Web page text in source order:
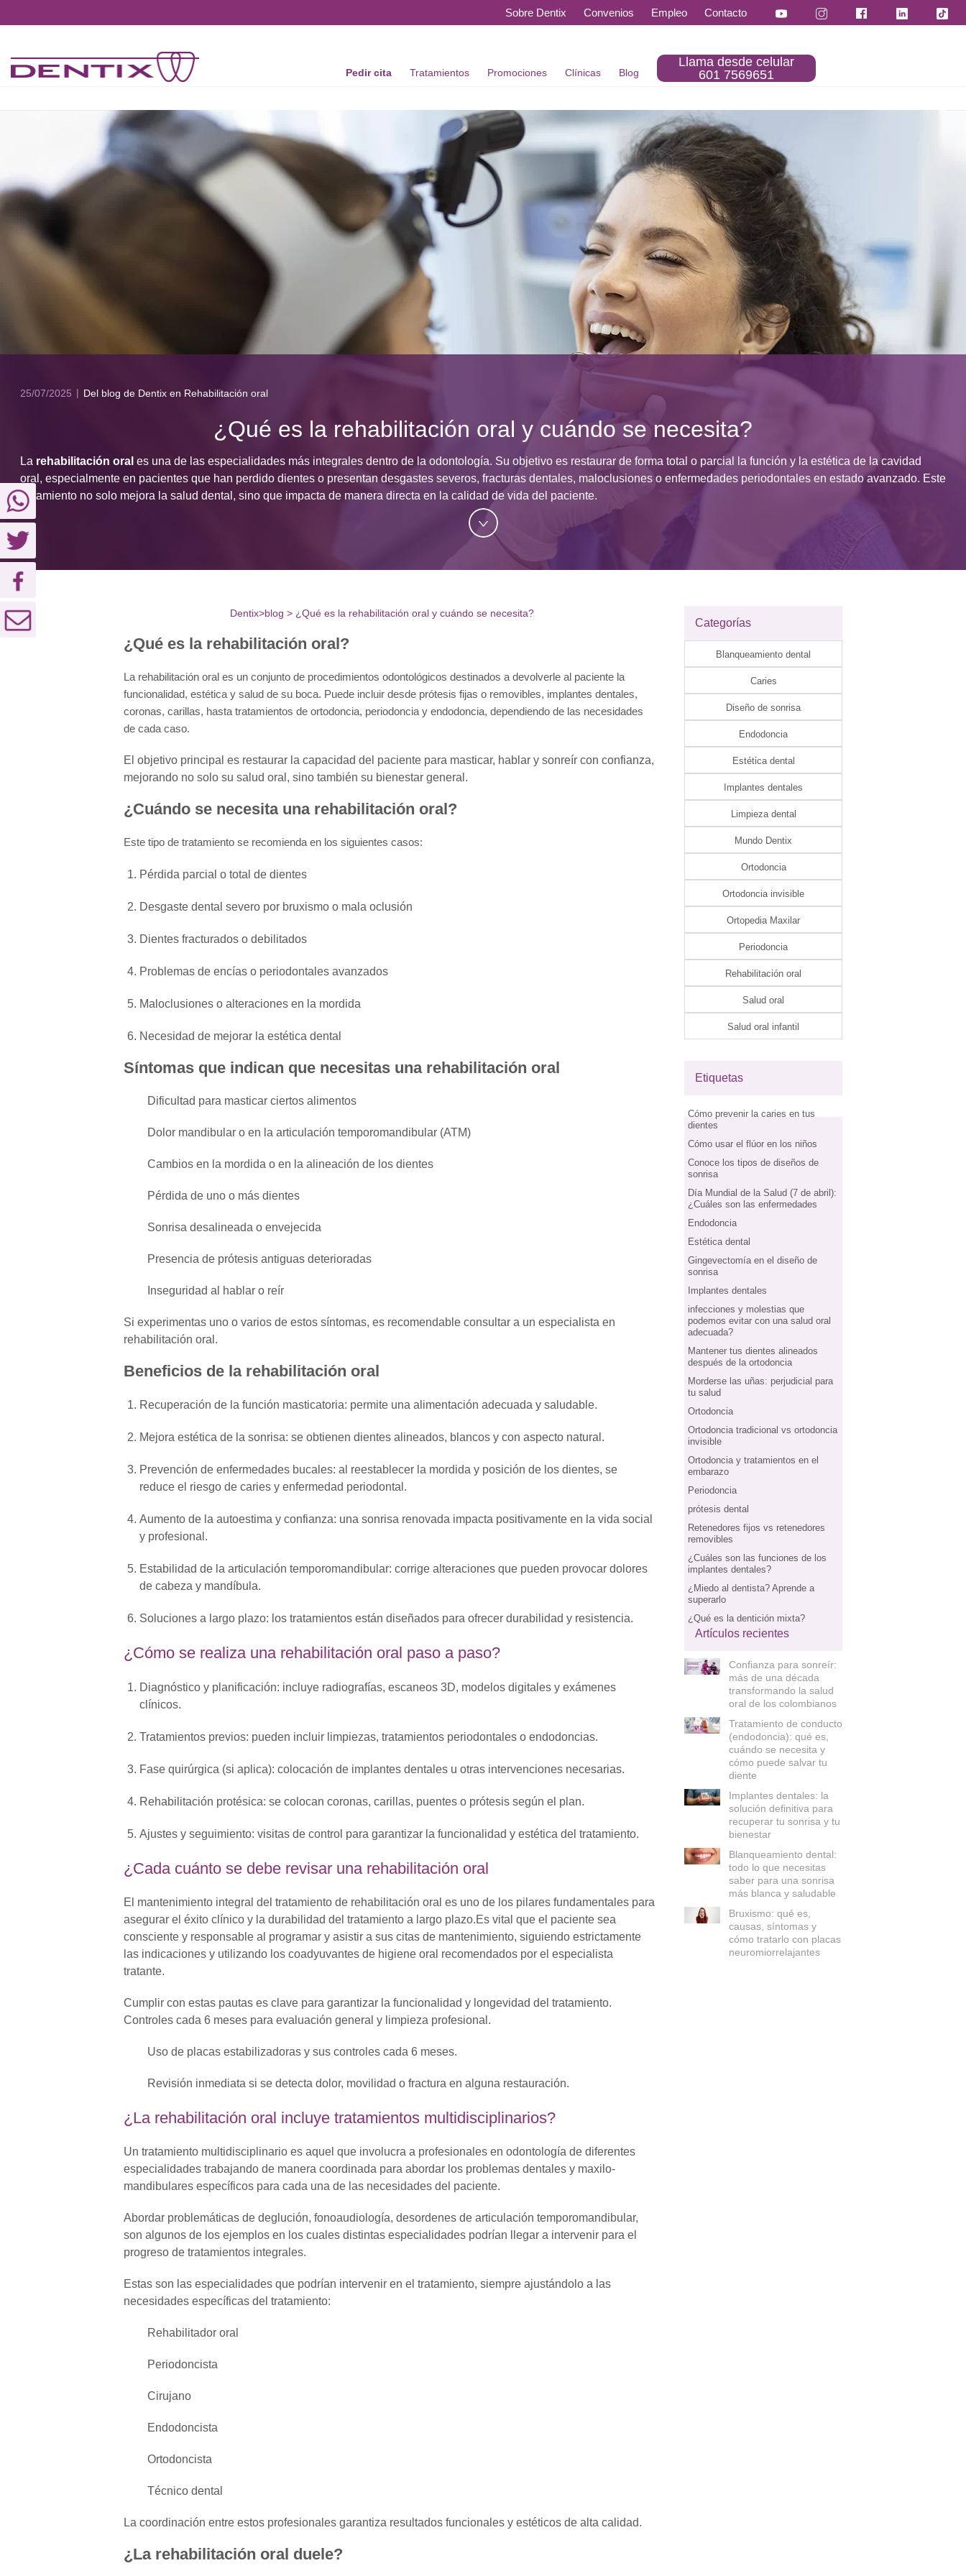
Sobre Dentix Convenios Empleo Contacto
Llama desde celular
601 7569651
Pedir cita Tratamientos Promociones Clínicas Blog
25/07/2025 Del blog de Dentix en Rehabilitación oral
¿Qué es la rehabilitación oral y cuándo se necesita?
La rehabilitación oral es una de las especialidades más integrales dentro de la odontología. Su objetivo es restaurar de forma total o parcial la función y la estética de la cavidad
oral, especialmente en pacientes que han perdido dientes o presentan desgastes severos, fracturas dentales, maloclusiones o enfermedades periodontales en estado avanzado. Este
tratamiento no solo mejora la salud dental, sino que impacta de manera directa en la calidad de vida del paciente.
Dentix>blog > ¿Qué es la rehabilitación oral y cuándo se necesita?
¿Qué es la rehabilitación oral?
La rehabilitación oral es un conjunto de procedimientos odontológicos destinados a devolverle al paciente la
funcionalidad, estética y salud de su boca. Puede incluir desde prótesis fijas o removibles, implantes dentales,
coronas, carillas, hasta tratamientos de ortodoncia, periodoncia y endodoncia, dependiendo de las necesidades
de cada caso.
El objetivo principal es restaurar la capacidad del paciente para masticar, hablar y sonreír con confianza,
mejorando no solo su salud oral, sino también su bienestar general.
¿Cuándo se necesita una rehabilitación oral?
Este tipo de tratamiento se recomienda en los siguientes casos:
Pérdida parcial o total de dientes
Desgaste dental severo por bruxismo o mala oclusión
Dientes fracturados o debilitados
Problemas de encías o periodontales avanzados
Maloclusiones o alteraciones en la mordida
Necesidad de mejorar la estética dental
Síntomas que indican que necesitas una rehabilitación oral
Dificultad para masticar ciertos alimentos
Dolor mandibular o en la articulación temporomandibular (ATM)
Cambios en la mordida o en la alineación de los dientes
Pérdida de uno o más dientes
Sonrisa desalineada o envejecida
Presencia de prótesis antiguas deterioradas
Inseguridad al hablar o reír
Si experimentas uno o varios de estos síntomas, es recomendable consultar a un especialista en
rehabilitación oral.
Beneficios de la rehabilitación oral
Recuperación de la función masticatoria: permite una alimentación adecuada y saludable.
Mejora estética de la sonrisa: se obtienen dientes alineados, blancos y con aspecto natural.
Prevención de enfermedades bucales: al reestablecer la mordida y posición de los dientes, se
reduce el riesgo de caries y enfermedad periodontal.
Aumento de la autoestima y confianza: una sonrisa renovada impacta positivamente en la vida social
y profesional.
Estabilidad de la articulación temporomandibular: corrige alteraciones que pueden provocar dolores
de cabeza y mandíbula.
Soluciones a largo plazo: los tratamientos están diseñados para ofrecer durabilidad y resistencia.
¿Cómo se realiza una rehabilitación oral paso a paso?
Diagnóstico y planificación: incluye radiografías, escaneos 3D, modelos digitales y exámenes
clínicos.
Tratamientos previos: pueden incluir limpiezas, tratamientos periodontales o endodoncias.
Fase quirúrgica (si aplica): colocación de implantes dentales u otras intervenciones necesarias.
Rehabilitación protésica: se colocan coronas, carillas, puentes o prótesis según el plan.
Ajustes y seguimiento: visitas de control para garantizar la funcionalidad y estética del tratamiento.
¿Cada cuánto se debe revisar una rehabilitación oral
El mantenimiento integral del tratamiento de rehabilitación oral es uno de los pilares fundamentales para
asegurar el éxito clínico y la durabilidad del tratamiento a largo plazo.Es vital que el paciente sea
consciente y responsable al programar y asistir a sus citas de mantenimiento, siguiendo estrictamente
las indicaciones y utilizando los coadyuvantes de higiene oral recomendados por el especialista
tratante.
Cumplir con estas pautas es clave para garantizar la funcionalidad y longevidad del tratamiento.
Controles cada 6 meses para evaluación general y limpieza profesional.
Uso de placas estabilizadoras y sus controles cada 6 meses.
Revisión inmediata si se detecta dolor, movilidad o fractura en alguna restauración.
¿La rehabilitación oral incluye tratamientos multidisciplinarios?
Un tratamiento multidisciplinario es aquel que involucra a profesionales en odontología de diferentes
especialidades trabajando de manera coordinada para abordar los problemas dentales y maxilo-
mandibulares específicos para cada una de las necesidades del paciente.
Abordar problemáticas de deglución, fonoaudiología, desordenes de articulación temporomandibular,
son algunos de los ejemplos en los cuales distintas especialidades podrían llegar a intervenir para el
progreso de tratamientos integrales.
Estas son las especialidades que podrían intervenir en el tratamiento, siempre ajustándolo a las
necesidades específicas del tratamiento:
Rehabilitador oral
Periodoncista
Cirujano
Endodoncista
Ortodoncista
Técnico dental
La coordinación entre estos profesionales garantiza resultados funcionales y estéticos de alta calidad.
¿La rehabilitación oral duele?
Categorías
Blanqueamiento dental
Caries
Diseño de sonrisa
Endodoncia
Estética dental
Implantes dentales
Limpieza dental
Mundo Dentix
Ortodoncia
Ortodoncia invisible
Ortopedia Maxilar
Periodoncia
Rehabilitación oral
Salud oral
Salud oral infantil
Etiquetas
Cómo prevenir la caries en tus
dientes
Cómo usar el flúor en los niños
Conoce los tipos de diseños de
sonrisa
Día Mundial de la Salud (7 de abril):
¿Cuáles son las enfermedades
Endodoncia
Estética dental
Gingevectomía en el diseño de
sonrisa
Implantes dentales
infecciones y molestias que
podemos evitar con una salud oral
adecuada?
Mantener tus dientes alineados
después de la ortodoncia
Morderse las uñas: perjudicial para
tu salud
Ortodoncia
Ortodoncia tradicional vs ortodoncia
invisible
Ortodoncia y tratamientos en el
embarazo
Periodoncia
prótesis dental
Retenedores fijos vs retenedores
removibles
¿Cuáles son las funciones de los
implantes dentales?
¿Miedo al dentista? Aprende a
superarlo
¿Qué es la dentición mixta?
Artículos recientes
Confianza para sonreír:
más de una década
transformando la salud
oral de los colombianos
Tratamiento de conducto
(endodoncia): qué es,
cuándo se necesita y
cómo puede salvar tu
diente
Implantes dentales: la
solución definitiva para
recuperar tu sonrisa y tu
bienestar
Blanqueamiento dental:
todo lo que necesitas
saber para una sonrisa
más blanca y saludable
Bruxismo: qué es,
causas, síntomas y
cómo tratarlo con placas
neuromiorrelajantes